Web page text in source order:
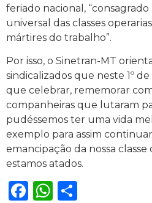
feriado nacional,
universal das classes
mártires do trabalho”.
Por isso, o Sinetran-MT
sindicalizados que neste 1º
que celebrar, rememorar
companheiras que lutaram
pudéssemos ter uma vida
exemplo para assim
emancipação da nossa classe
estamos atados.
Facebook
WhatsApp